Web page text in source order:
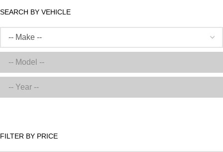
SEARCH BY VEHICLE
FILTER BY PRICE